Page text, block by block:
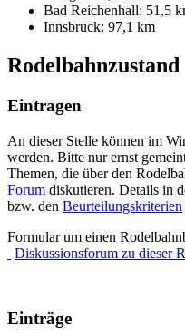
Bad Reichenhall: 51,5
Innsbruck: 97,1 km
Rodelbahnzustand
Eintragen
An dieser Stelle können im
werden. Bitte nur ernst
Themen, die über den
Forum diskutieren. Details in
bzw. den Beurteilungskriterien
Formular um einen
Diskussionsforum zu dieser
Einträge